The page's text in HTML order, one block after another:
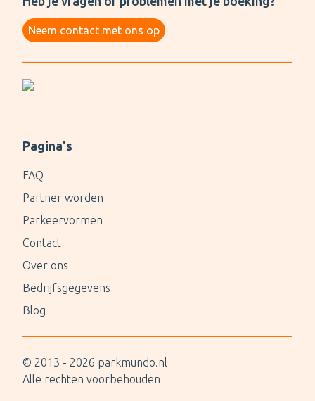
Neem contact met ons op
Pagina's
FAQ
Partner worden
Parkeervormen
Contact
Over ons
Bedrijfsgegevens
Blog
© 2013 - 2026 parkmundo.nl
Alle rechten voorbehouden